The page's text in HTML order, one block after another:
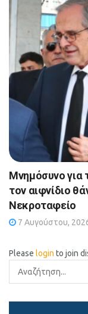
Μνημόσυνο για
τον αιφνίδιο
Νεκροταφείο
7 Αυγούστου,
Please login to join